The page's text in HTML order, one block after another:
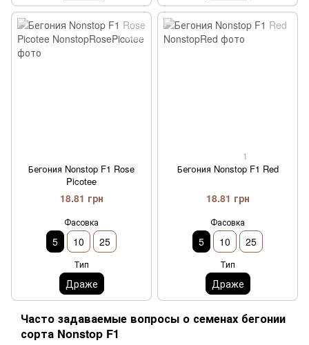
Бегония Nonstop F1 Rose
Picotee
18.81 грн
Фасовка
5 10 25
Тип
Драже
1
Бегония Nonstop F1 Red
18.81 грн
Фасовка
5 10 25
Тип
Драже
Часто задаваемые вопросы о семенах бегонии
сорта Nonstop F1